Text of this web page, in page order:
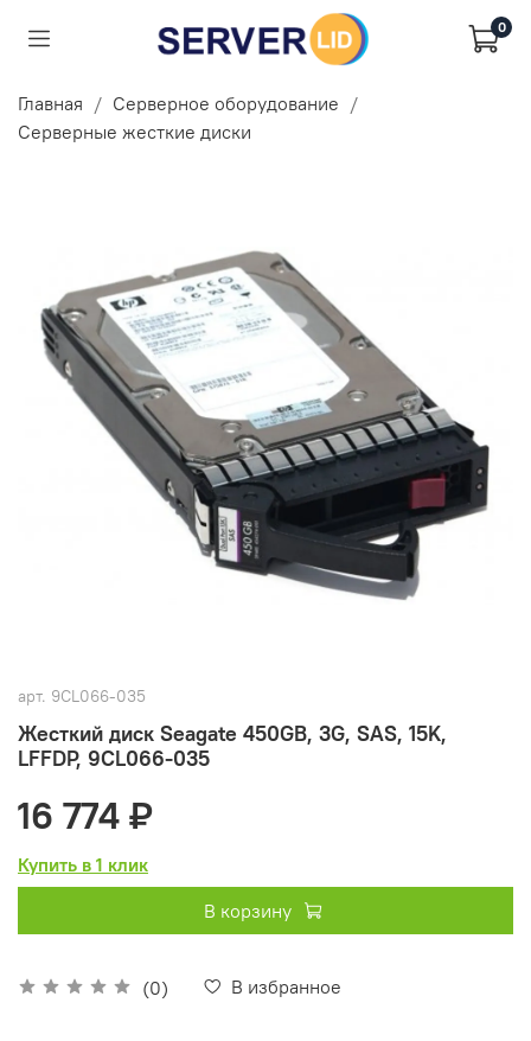
0
Главная
Серверное оборудование
Серверные жесткие диски
арт. 9CL066-035
Жесткий диск Seagate 450GB, 3G, SAS, 15K,
LFFDP, 9CL066-035
(0) В избранное
16 774 ₽
Купить в 1 клик
В корзину